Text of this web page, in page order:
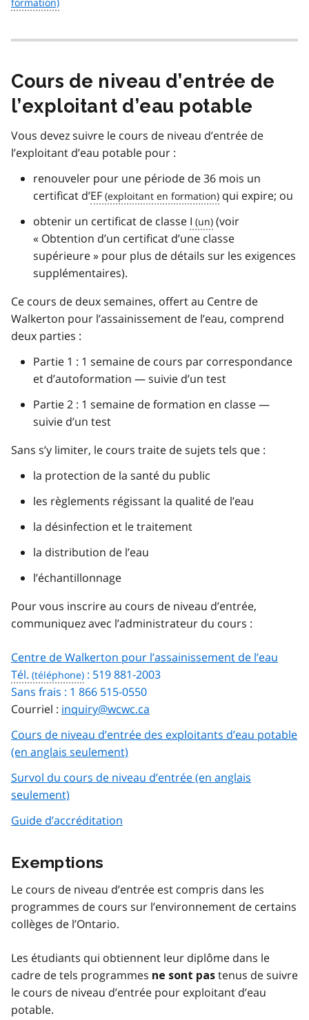
Cours de niveau d’entrée de
l’exploitant d’eau potable
Vous devez suivre le cours de niveau d’entrée de
l’exploitant d’eau potable pour :
renouveler pour une période de 36 mois un
certificat d’EF
qui expire; ou
obtenir un certificat de classe I
(voir
« Obtention d’un certificat d’une classe
supérieure » pour plus de détails sur les exigences
supplémentaires).
Ce cours de deux semaines, offert au Centre de
Walkerton pour l’assainissement de l’eau, comprend
deux parties :
Partie 1 : 1 semaine de cours par correspondance
et d’autoformation — suivie d’un test
Partie 2 : 1 semaine de formation en classe —
suivie d’un test
Sans s’y limiter, le cours traite de sujets tels que :
la protection de la santé du public
les règlements régissant la qualité de l’eau
la désinfection et le traitement
la distribution de l’eau
l’échantillonnage
Pour vous inscrire au cours de niveau d’entrée,
communiquez avec l’administrateur du cours :
Centre de Walkerton pour l’assainissement de l’eau
Tél.
: 519 881-2003
Sans frais : 1 866 515-0550
Courriel : inquiry@wcwc.ca
Cours de niveau d’entrée des exploitants d’eau potable
(en anglais seulement)
Survol du cours de niveau d’entrée (en anglais
seulement)
Guide d’accréditation
Exemptions
Le cours de niveau d’entrée est compris dans les
programmes de cours sur l’environnement de certains
collèges de l’Ontario.
Les étudiants qui obtiennent leur diplôme dans le
cadre de tels programmes ne sont pas tenus de suivre
le cours de niveau d’entrée pour exploitant d’eau
potable.